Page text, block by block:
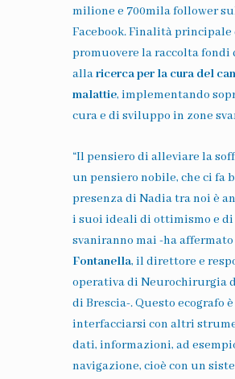
milione e 700mila follower
Facebook. Finalità principale
promuovere la raccolta fondi
allaricerca per la cura del
malattie, implementando
cura e di sviluppo in zone
“Il pensiero di alleviare la
un pensiero nobile, che ci fa
presenza di Nadia tra noi è
i suoi ideali di ottimismo e di
svaniranno mai -ha
Fontanella, il direttore e
operativa di Neurochirurgia
di Brescia-.Questo ecografo
interfacciarsi con altri
dati, informazioni, ad
navigazione, cioè con un